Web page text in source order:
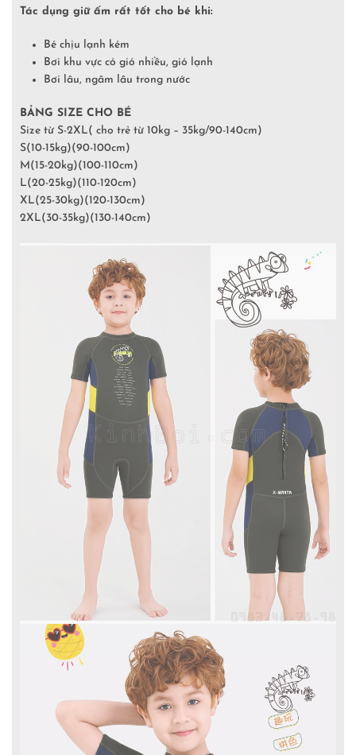
Tác dụng giữ ấm rất tốt cho bé khi:
Bé chịu lạnh kém
Bơi khu vực có gió nhiều, gió lạnh
Bơi lâu, ngâm lâu trong nước
BẢNG SIZE CHO BÉ
Size từ S-2XL( cho trẻ từ 10kg – 35kg/90-140cm)
S(10-15kg)(90-100cm)
M(15-20kg)(100-110cm)
L(20-25kg)(110-120cm)
XL(25-30kg)(120-130cm)
2XL(30-35kg)(130-140cm)